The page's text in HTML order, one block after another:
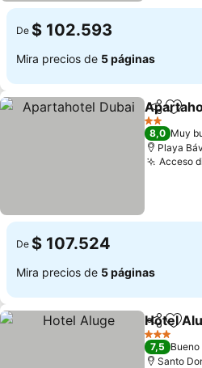
De $ 102.593
Mira precios de 5 páginas
Compartir
2 Estrellas
8,0 Muy
Playa
Acceso
De $ 107.524
Mira precios de 5 páginas
Compartir
Hotel
3 Estrellas
7,5 Bueno
Santo